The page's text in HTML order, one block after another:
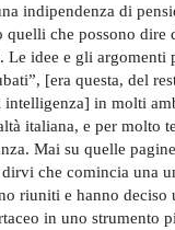
indipendenza di
quelli che possono dire
idee e gli argomenti
[era questa, del
in molti
italiana, e per molto
Mai su quelle
che comincia una
riuniti e hanno deciso
in uno strumento